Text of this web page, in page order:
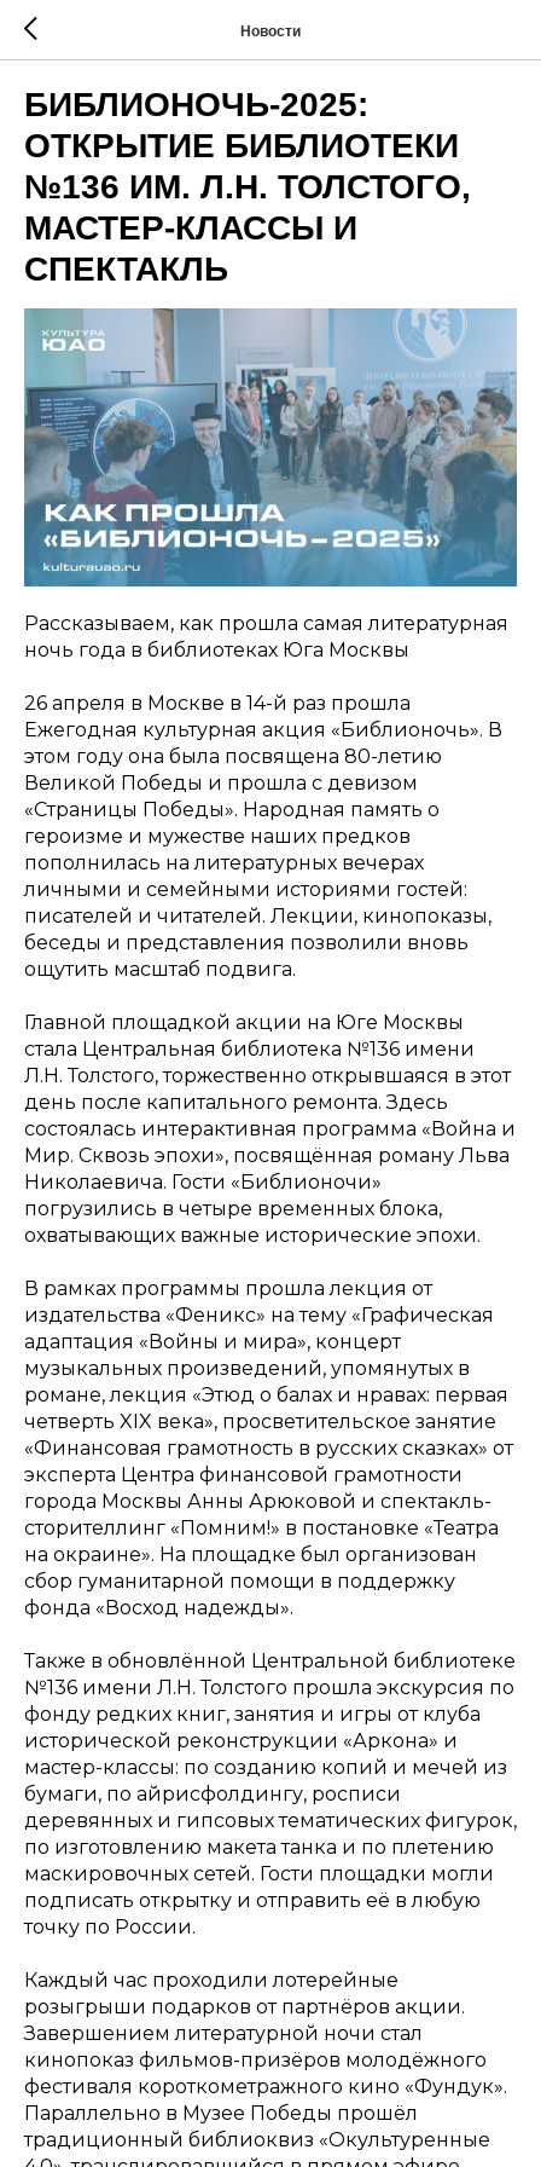
Новости
БИБЛИОНОЧЬ-2025:
ОТКРЫТИЕ БИБЛИОТЕКИ
№136 ИМ. Л.Н. ТОЛСТОГО,
МАСТЕР-КЛАССЫ И
СПЕКТАКЛЬ
Рассказываем, как прошла самая литературная
ночь года в библиотеках Юга Москвы
26 апреля в Москве в 14-й раз прошла
Ежегодная культурная акция «Библионочь». В
этом году она была посвящена 80-летию
Великой Победы и прошла с девизом
«Страницы Победы». Народная память о
героизме и мужестве наших предков
пополнилась на литературных вечерах
личными и семейными историями гостей:
писателей и читателей. Лекции, кинопоказы,
беседы и представления позволили вновь
ощутить масштаб подвига.
Главной площадкой акции на Юге Москвы
стала Центральная библиотека №136 имени
Л.Н. Толстого, торжественно открывшаяся в этот
день после капитального ремонта. Здесь
состоялась интерактивная программа «Война и
Мир. Сквозь эпохи», посвящённая роману Льва
Николаевича. Гости «Библионочи»
погрузились в четыре временных блока,
охватывающих важные исторические эпохи.
В рамках программы прошла лекция от
издательства «Феникс» на тему «Графическая
адаптация «Войны и мира», концерт
музыкальных произведений, упомянутых в
романе, лекция «Этюд о балах и нравах: первая
четверть XIX века», просветительское занятие
«Финансовая грамотность в русских сказках» от
эксперта Центра финансовой грамотности
города Москвы Анны Арюковой и спектакль-
сторителлинг «Помним!» в постановке «Театра
на окраине». На площадке был организован
сбор гуманитарной помощи в поддержку
фонда «Восход надежды».
Также в обновлённой Центральной библиотеке
№136 имени Л.Н. Толстого прошла экскурсия по
фонду редких книг, занятия и игры от клуба
исторической реконструкции «Аркона» и
мастер-классы: по созданию копий и мечей из
бумаги, по айрисфолдингу, росписи
деревянных и гипсовых тематических фигурок,
по изготовлению макета танка и по плетению
маскировочных сетей. Гости площадки могли
подписать открытку и отправить её в любую
точку по России.
Каждый час проходили лотерейные
розыгрыши подарков от партнёров акции.
Завершением литературной ночи стал
кинопоказ фильмов-призёров молодёжного
фестиваля короткометражного кино «Фундук».
Параллельно в Музее Победы прошёл
традиционный библиоквиз «Окультуренные